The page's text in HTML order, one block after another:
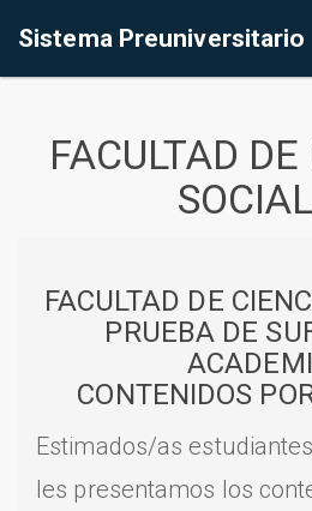
Sistema Preuniversitario
FACULTAD
FACULTAD DE
PRUEBA DE
CONTENIDOS
Estimados/as
les presentamos los